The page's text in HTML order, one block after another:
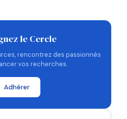
le Cercle
rencontrez des passionnés
vos recherches.
Adhérer